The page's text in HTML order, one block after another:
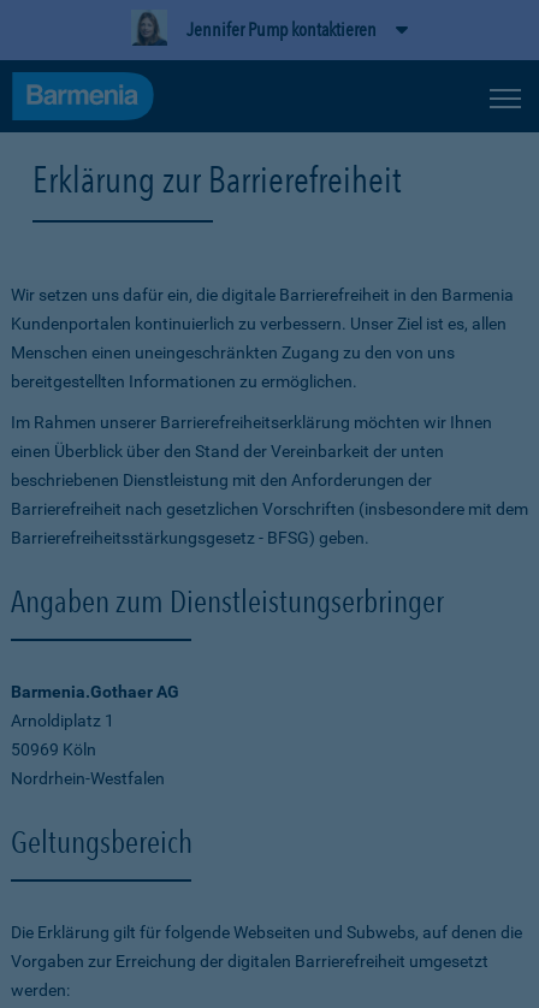
Jennifer Pump kontaktieren
Erklärung zur Barrierefreiheit
Wir setzen uns dafür ein, die digitale Barrierefreiheit in den Barmenia
Kundenportalen kontinuierlich zu verbessern. Unser Ziel ist es, allen
Menschen einen uneingeschränkten Zugang zu den von uns
bereitgestellten Informationen zu ermöglichen.
Im Rahmen unserer Barrierefreiheitserklärung möchten wir Ihnen
einen Überblick über den Stand der Vereinbarkeit der unten
beschriebenen Dienstleistung mit den Anforderungen der
Barrierefreiheit nach gesetzlichen Vorschriften (insbesondere mit dem
Barrierefreiheitsstärkungsgesetz - BFSG) geben.
Angaben zum Dienstleistungserbringer
Barmenia.Gothaer AG
Arnoldiplatz 1
50969 Köln
Nordrhein-Westfalen
Geltungsbereich
Die Erklärung gilt für folgende Webseiten und Subwebs, auf denen die
Vorgaben zur Erreichung der digitalen Barrierefreiheit umgesetzt
werden: